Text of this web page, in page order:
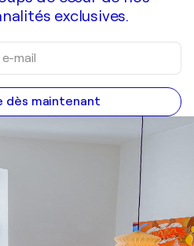
exclusives.
dès maintenant